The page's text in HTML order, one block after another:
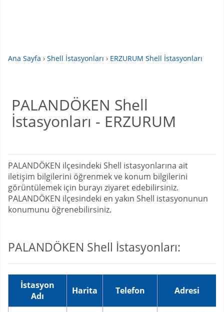
Ana Sayfa › Shell İstasyonları › ERZURUM Shell İstasyonları
PALANDÖKEN Shell
İstasyonları - ERZURUM
PALANDÖKEN ilçesindeki Shell istasyonlarına ait
iletişim bilgilerini öğrenmek ve konum bilgilerini
görüntülemek için burayı ziyaret edebilirsiniz.
PALANDÖKEN ilçesindeki en yakın Shell istasyonunun
konumunu öğrenebilirsiniz.
PALANDÖKEN Shell İstasyonları:
İstasyon
Adı
Harita Telefon Adresi